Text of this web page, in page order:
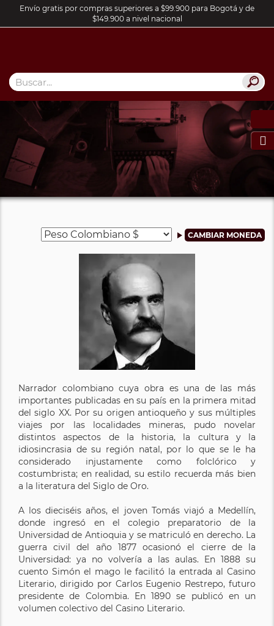
Envío gratis por compras superiores a $99.900 para Bogotá y de
$149.900 a nivel nacional

Narrador colombiano cuya obra es una de las más
importantes publicadas en su país en la primera mitad
del siglo XX. Por su origen antioqueño y sus múltiples
viajes por las localidades mineras, pudo novelar
distintos aspectos de la historia, la cultura y la
idiosincrasia de su región natal, por lo que se le ha
considerado injustamente como folclórico y
costumbrista; en realidad, su estilo recuerda más bien
a la literatura del Siglo de Oro.
A los dieciséis años, el joven Tomás viajó a Medellín,
donde ingresó en el colegio preparatorio de la
Universidad de Antioquia y se matriculó en derecho. La
guerra civil del año 1877 ocasionó el cierre de la
Universidad: ya no volvería a las aulas. En 1888 su
cuento Simón el mago le facilitó la entrada al Casino
Literario, dirigido por Carlos Eugenio Restrepo, futuro
presidente de Colombia. En 1890 se publicó en un
volumen colectivo del Casino Literario.